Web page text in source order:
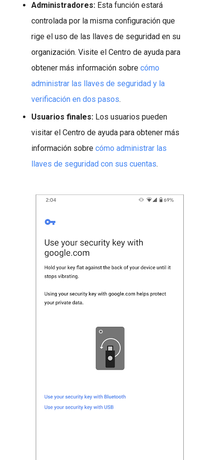
Administradores: Esta función estará
controlada por la misma configuración que
rige el uso de las llaves de seguridad en su
organización. Visite el Centro de ayuda para
obtener más información sobre cómo
administrar las llaves de seguridad y la
verificación en dos pasos.
Usuarios finales: Los usuarios pueden
visitar el Centro de ayuda para obtener más
información sobre cómo administrar las
llaves de seguridad con sus cuentas.